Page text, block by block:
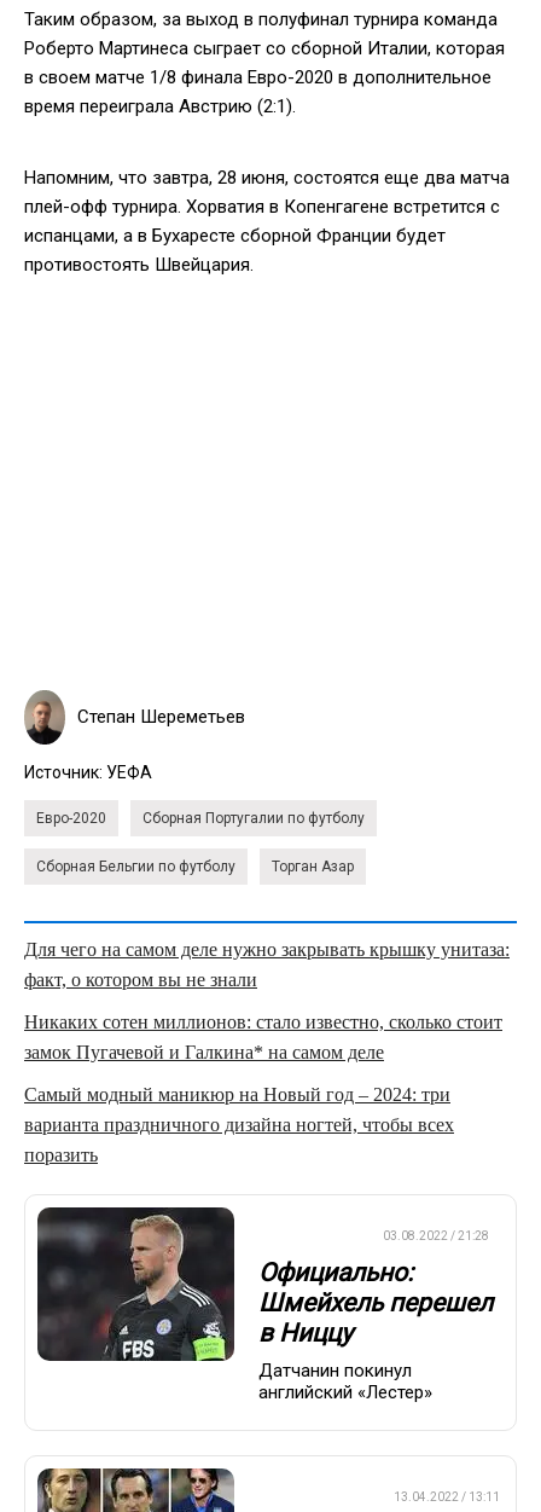
Таким образом, за выход в полуфинал турнира команда
Роберто Мартинеса сыграет со сборной Италии, которая
в своем матче 1/8 финала Евро-2020 в дополнительное
время переиграла Австрию (2:1).
Напомним, что завтра, 28 июня, состоятся еще два матча
плей-офф турнира. Хорватия в Копенгагене встретится с
испанцами, а в Бухаресте сборной Франции будет
противостоять Швейцария.
Степан Шереметьев
Источник: УЕФА
Евро-2020 Сборная Португалии по футболу
Сборная Бельгии по футболу Торган Азар
Для чего на самом деле нужно закрывать крышку унитаза:
факт, о котором вы не знали
Никаких сотен миллионов: стало известно, сколько стоит
замок Пугачевой и Галкина* на самом деле
Самый модный маникюр на Новый год – 2024: три
варианта праздничного дизайна ногтей, чтобы всех
поразить
03.08.2022 / 21:28
Официально:
Шмейхель перешел
в Ниццу
Датчанин покинул
английский «Лестер»
13.04.2022 / 13:11